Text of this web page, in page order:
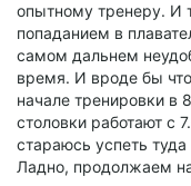
опытному тренеру. И
попаданием в
самом дальнем
время. И вроде бы
начале тренировки в
столовки работают с
стараюсь успеть
Ладно, продолжаем